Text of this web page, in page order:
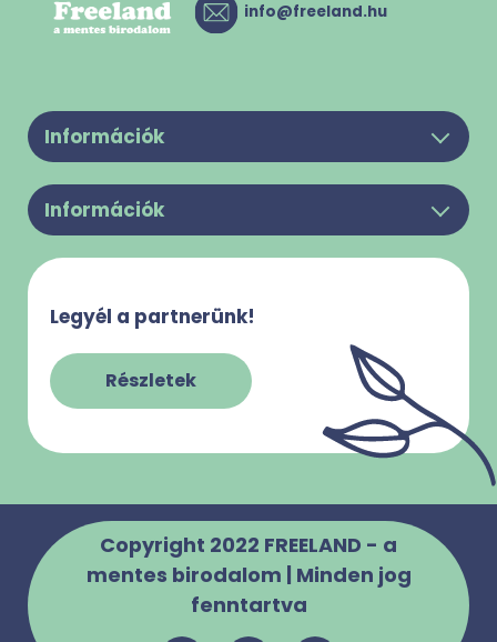
info@freeland.hu
Információk
Felhasználási feltételek
Adatkezelési Tájékoztató
Impresszum
Szabályzatok
Információk
Gy.I.K.
Legyél a partnerünk!
Részletek
Copyright 2022 FREELAND - a
mentes birodalom | Minden jog
fenntartva